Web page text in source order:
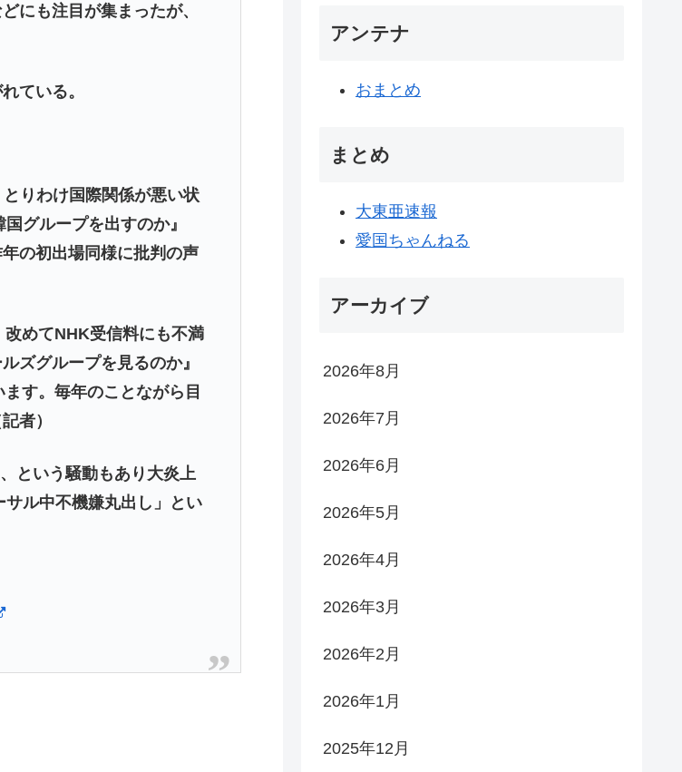
にも注目が集まったが、
ている。
りわけ国際関係が悪い状
グループを出すのか』
の初出場同様に批判の声
めてNHK受信料にも不満
ズグループを見るのか』
す。毎年のことながら目
者）
という騒動もあり大炎上
ル中不機嫌丸出し」とい
アンテナ
おまとめ
まとめ
大東亜速報
愛国ちゃんねる
アーカイブ
2026年8月
2026年7月
2026年6月
2026年5月
2026年4月
2026年3月
2026年2月
2026年1月
2025年12月